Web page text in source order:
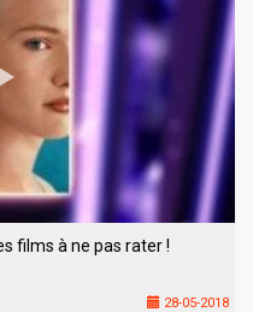
films à ne pas rater !
28-05-2018